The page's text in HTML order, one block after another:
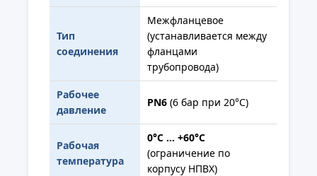
Тип
соединения
Межфланцевое
(устанавливается между
фланцами
трубопровода)
Рабочее
давление
PN6 (6 бар при 20°С)
Рабочая
температура
0°C ... +60°C
(ограничение по
корпусу НПВХ)